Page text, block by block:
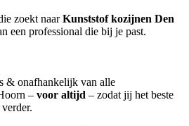
zoekt naarKunststof kozijnen Den
een professional die bij je past.
& onafhankelijk van alle
– voor altijd – zodat jij het beste